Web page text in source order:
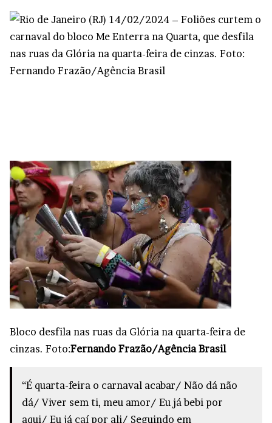
Bloco desfila nas ruas da Glória na quarta-feira de
cinzas. Foto:Fernando Frazão/Agência Brasil
“É quarta-feira o carnaval acabar⁣/ Não dá não
dá/ Viver sem ti, meu amor⁣/ Eu já bebi por
aqui⁣/ Eu já caí por ali⁣/ Seguindo em